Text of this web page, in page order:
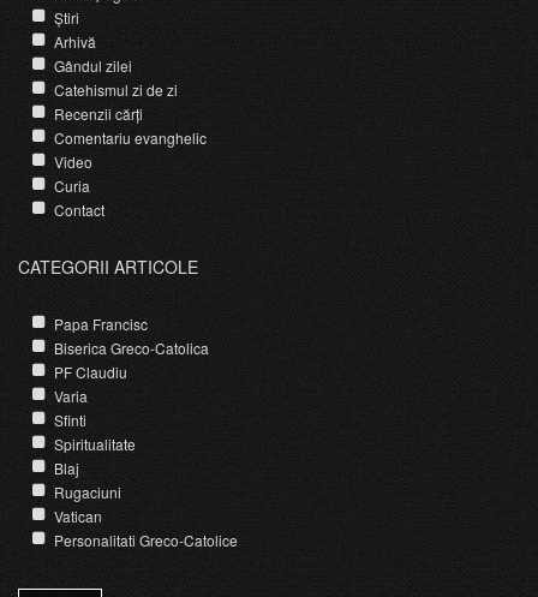
Știri
Arhivă
Gândul zilei
Catehismul zi de zi
Recenzii cărți
Comentariu evanghelic
Video
Curia
Contact
CATEGORII ARTICOLE
Papa Francisc
Biserica Greco-Catolica
PF Claudiu
Varia
Sfinti
Spiritualitate
Blaj
Rugaciuni
Vatican
Personalitati Greco-Catolice